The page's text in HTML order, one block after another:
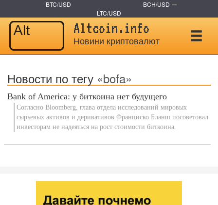
BTC/USD
BCH/USD
LTC/USD
Altcoin.info
Новини криптовалют
Новости по тегу «bofa»
Bank of America: у биткоина нет будущего
Согласно Bloomberg, глава отдела исследований мировых
сырьевых активов и деривативов Франциско Бланш посоветовал
инвесторам не надеяться на рост стоимости биткоина.